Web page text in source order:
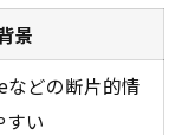
景
などの断片的情
すい